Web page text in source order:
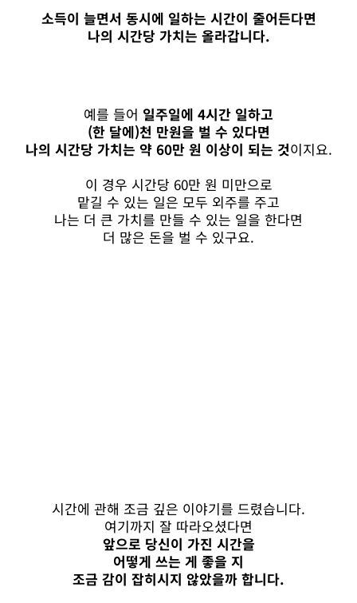
소득이 늘면서 동시에 일하는 시간이 줄어든다면
나의 시간당 가치는 올라갑니다.
예를 들어 일주일에 4시간 일하고
(한 달에)천 만원을 벌 수 있다면
나의 시간당 가치는 약 60만 원 이상이 되는 것이지요.
이 경우 시간당 60만 원 미만으로
맡길 수 있는 일은 모두 외주를 주고
나는 더 큰 가치를 만들 수 있는 일을 한다면
더 많은 돈을 벌 수 있구요.
시간에 관해 조금 깊은 이야기를 드렸습니다.
여기까지 잘 따라오셨다면
앞으로 당신이 가진 시간을
어떻게 쓰는 게 좋을 지
조금 감이 잡히시지 않았을까 합니다.